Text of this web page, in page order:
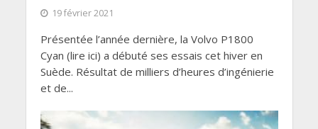
19 février 2021
Présentée l’année dernière, la Volvo P1800
Cyan (lire ici) a débuté ses essais cet hiver en
Suède. Résultat de milliers d’heures d’ingénierie
et de...